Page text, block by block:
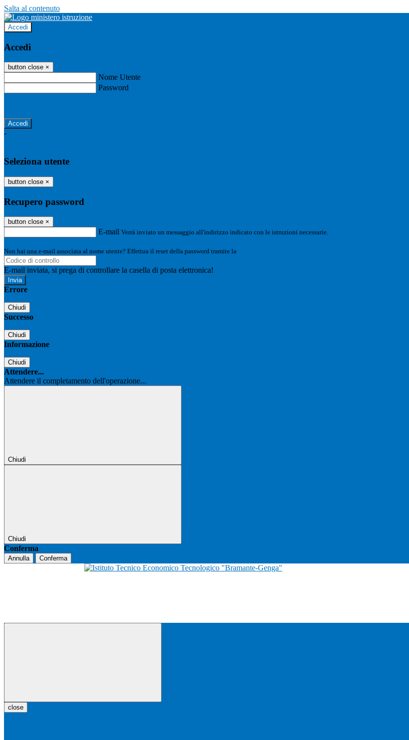
Salta al contenuto
Accedi
Accedi
button close ×
Nome Utente
Password
-
Seleziona utente
button close ×
Recupero password
button close ×
E-mail Verrà inviato un messaggio all'indirizzo indicato con le istruzioni necessarie.
Non hai una e-mail associata al nome utente? Effettua il reset della password tramite la
E-mail inviata, si prega di controllare la casella di posta elettronica!
Errore
Chiudi
Successo
Chiudi
Informazione
Chiudi
Attendere...
Attendere il completamento dell'operazione...
Chiudi
Chiudi
Conferma
Annulla Conferma
close